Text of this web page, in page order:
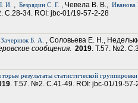
И. , Безрядин С. Г. , Чевела В. В.,
С.28-34. ROI: jbc-01/19-57-2-28
Зачернюк Б. А. , Соловьева Е. Н.,
сообщения. 2019. Т.57. №2.
результаты статистической
. Т.57. №2. С.41-49. ROI: jbc-01/19-57-